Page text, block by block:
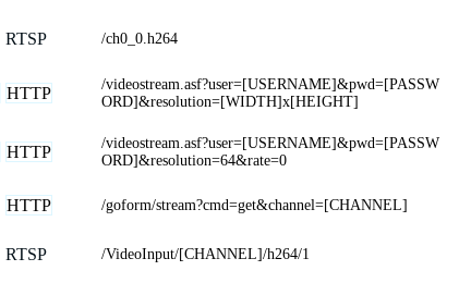
RTSP /ch0_0.h264
HTTP
/videostream.asf?user=[USERNAME]&pwd=[PASSW
ORD]&resolution=[WIDTH]x[HEIGHT]
HTTP
/videostream.asf?user=[USERNAME]&pwd=[PASSW
ORD]&resolution=64&rate=0
HTTP /goform/stream?cmd=get&channel=[CHANNEL]
RTSP /VideoInput/[CHANNEL]/h264/1